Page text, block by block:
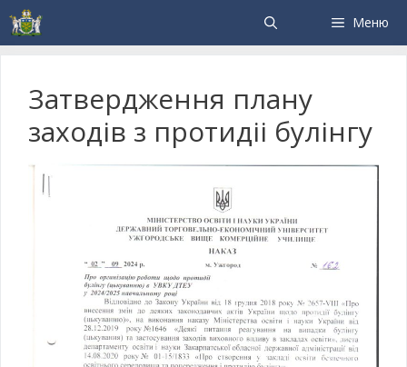
Меню
Затвердження плану
заходiв з протидii булiнгу